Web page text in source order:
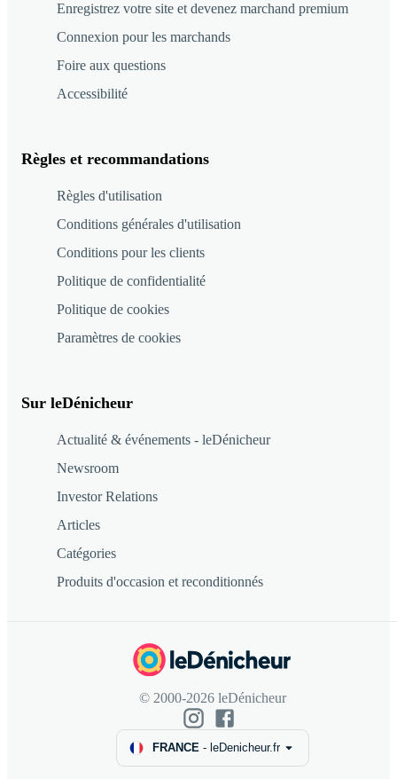
Enregistrez votre site et devenez marchand premium
Connexion pour les marchands
Foire aux questions
Accessibilité
Règles et recommandations
Règles d'utilisation
Conditions générales d'utilisation
Conditions pour les clients
Politique de confidentialité
Politique de cookies
Paramètres de cookies
Sur leDénicheur
Actualité & événements - leDénicheur
Newsroom
Investor Relations
Articles
Catégories
Produits d'occasion et reconditionnés
© 2000-2026 leDénicheur
FRANCE - leDenicheur.fr